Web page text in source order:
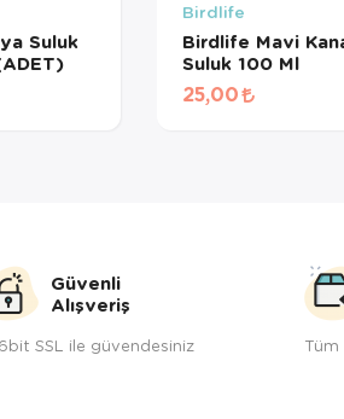
Suluk
Birdlife
Birdlife Mavi
Suluk 100 Ml
25,00
Güvenli
Alışveriş
SSL ile güvendesiniz Tüm